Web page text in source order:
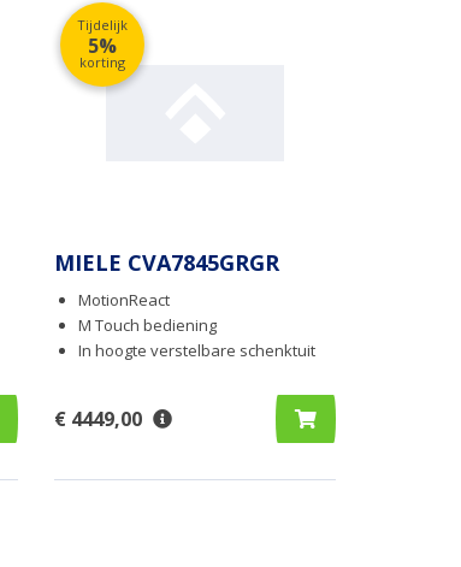
Tijdelijk
5%
korting
MIELE CVA7845GRGR
MotionReact
M Touch bediening
In hoogte verstelbare schenktuit
€ 4449,00